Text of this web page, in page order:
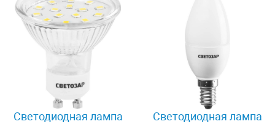
Светодиодная лампа
Светодиодная лампа